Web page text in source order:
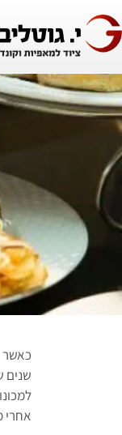
כאשר
שנים
אחרי